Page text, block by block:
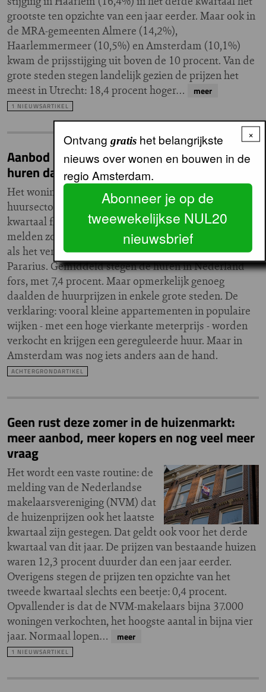
grootste ten opzichte van een jaar eerder. Maar ook in
de MRA-gemeenten Almere (14,2%),
Haarlemmermeer (10,5%) en Amsterdam (10,1%)
kwam de prijsstijging uit boven de 10 procent. Van de
grote steden stegen landelijk gezien de prijzen het
meest in Utrecht: 18,4 procent hoger…
meer
1 NIEUWSARTIKEL
Aanbod huurwoningen slinkt fors én de
huren dalen in grote steden
Het woningaanbod in de vrije
huursector is in het derde
kwartaal flink gedaald. Dat
melden zowel NVM/VGM NL
als het verhuurplatform
Pararius. Gemiddeld stegen de huren in Nederland
fors, met 7,4 procent. Maar opmerkelijk genoeg
daalden de huurprijzen in enkele grote steden. De
verklaring: vooral kleine appartementen in populaire
wijken - met een hoge vierkante meterprijs - worden
verkocht en krijgen een gereguleerde huur. Maar in
Amsterdam was nog iets anders aan de hand.
ACHTERGRONDARTIKEL
Geen rust deze zomer in de huizenmarkt:
meer aanbod, meer kopers en nog veel meer
vraag
Het wordt een vaste routine: de
melding van de Nederlandse
makelaarsvereniging (NVM) dat
de huizenprijzen ook het laatste
kwartaal zijn gestegen. Dat geldt ook voor het derde
kwartaal van dit jaar. De prijzen van bestaande huizen
waren 12,3 procent duurder dan een jaar eerder.
Overigens stegen de prijzen ten opzichte van het
tweede kwartaal slechts een beetje: 0,4 procent.
Opvallender is dat de NVM-makelaars bijna 37.000
woningen verkochten, het hoogste aantal in bijna vier
jaar. Normaal lopen…
meer
1 NIEUWSARTIKEL
×
Ontvang gratishet belangrijkste
nieuws over wonen en bouwen in de
regio Amsterdam.
Abonneer je op de
tweewekelijkse NUL20
nieuwsbrief